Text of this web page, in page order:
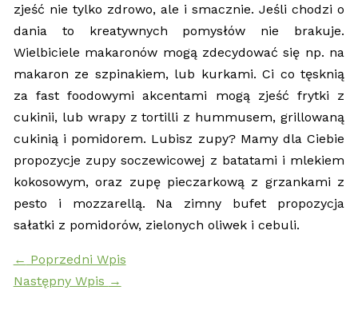
zjeść nie tylko zdrowo, ale i smacznie. Jeśli chodzi o
dania to kreatywnych pomysłów nie brakuje.
Wielbiciele makaronów mogą zdecydować się np. na
makaron ze szpinakiem, lub kurkami. Ci co tęsknią
za fast foodowymi akcentami mogą zjeść frytki z
cukinii, lub wrapy z tortilli z hummusem, grillowaną
cukinią i pomidorem. Lubisz zupy? Mamy dla Ciebie
propozycje zupy soczewicowej z batatami i mlekiem
kokosowym, oraz zupę pieczarkową z grzankami z
pesto i mozzarellą. Na zimny bufet propozycja
sałatki z pomidorów, zielonych oliwek i cebuli.
← Poprzedni Wpis
Następny Wpis →